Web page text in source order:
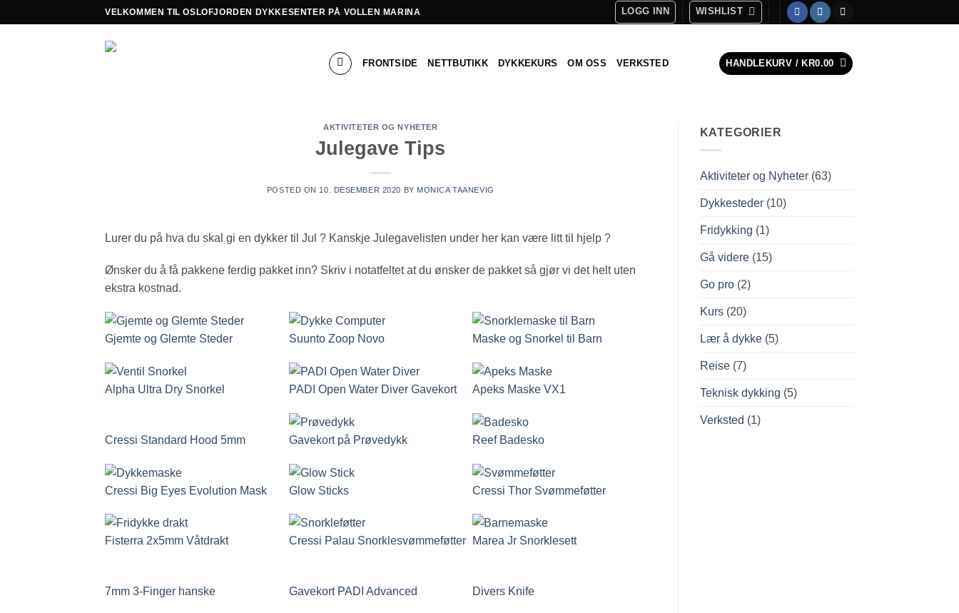
to
VELKOMMEN TIL OSLOFJORDEN DYKKESENTER PÅ VOLLEN MARINA LOGG INN WISHLIST
FRONTSIDE NETTBUTIKK DYKKEKURS OM OSS VERKSTED HANDLEKURV /KR0.00
AKTIVITETER OG NYHETER
Julegave Tips
POSTED ON 10. DESEMBER 2020 BY MONICA TAANEVIG
Lurer du på hva du skal gi en dykker til Jul ? Kanskje Julegavelisten under her kan være litt til hjelp ?
Ønsker du å få pakkene ferdig pakket inn? Skriv i notatfeltet at du ønsker de pakket så gjør vi det helt uten
ekstra kostnad.
Gjemte og Glemte Steder Suunto Zoop Novo Maske og Snorkel til Barn
Alpha Ultra Dry Snorkel PADI Open Water Diver Gavekort Apeks Maske VX1
Cressi Standard Hood 5mm Gavekort på Prøvedykk Reef Badesko
Cressi Big Eyes Evolution Mask Glow Sticks Cressi Thor Svømmeføtter
Fisterra 2x5mm Våtdrakt Cressi Palau Snorklesvømmeføtter Marea Jr Snorklesett
7mm 3-Finger hanske Gavekort PADI Advanced Divers Knife
KATEGORIER
Aktiviteter og Nyheter(63)
Dykkesteder(10)
Fridykking (1)
Gå videre(15)
Go pro(2)
Kurs(20)
Lær å dykke(5)
Reise(7)
Teknisk dykking (5)
Verksted (1)